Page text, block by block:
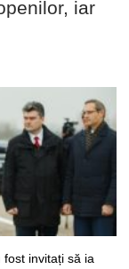
iar
invitați să ia